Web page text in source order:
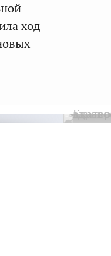
ход